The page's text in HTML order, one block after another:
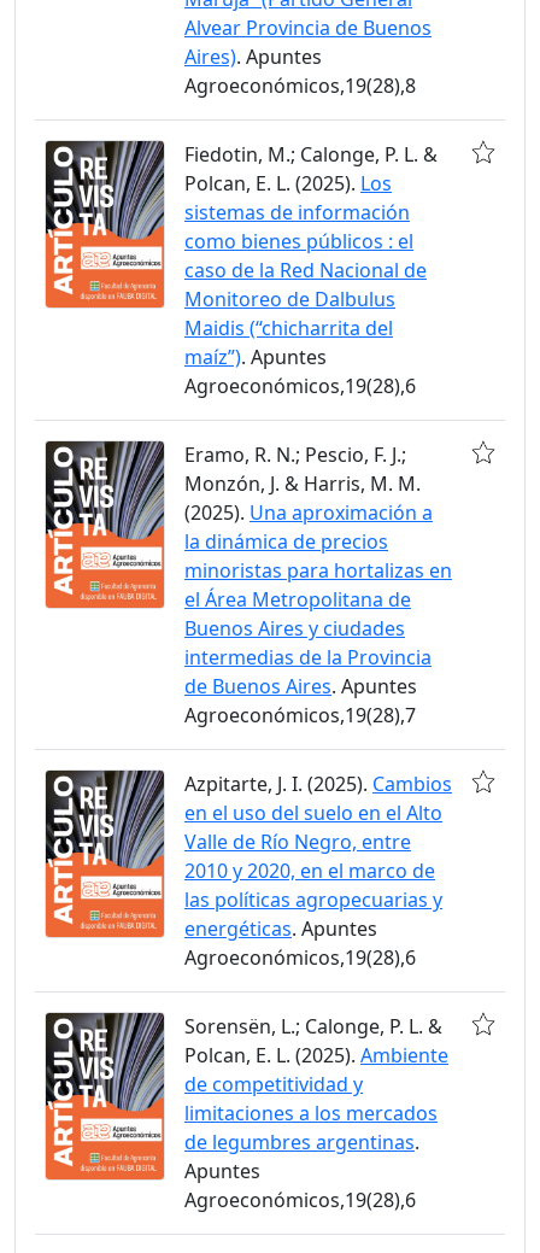
Alvear Provincia de Buenos
Aires). Apuntes
Agroeconómicos,19(28),8
Fiedotin, M.; Calonge, P. L. &
Polcan, E. L. (2025). Los
sistemas de información
como bienes públicos : el
caso de la Red Nacional de
Monitoreo de Dalbulus
Maidis (“chicharrita del
maíz”). Apuntes
Agroeconómicos,19(28),6
Eramo, R. N.; Pescio, F. J.;
Monzón, J. & Harris, M. M.
(2025). Una aproximación a
la dinámica de precios
minoristas para hortalizas en
el Área Metropolitana de
Buenos Aires y ciudades
intermedias de la Provincia
de Buenos Aires. Apuntes
Agroeconómicos,19(28),7
Azpitarte, J. I. (2025). Cambios
en el uso del suelo en el Alto
Valle de Río Negro, entre
2010 y 2020, en el marco de
las políticas agropecuarias y
energéticas. Apuntes
Agroeconómicos,19(28),6
Sorensën, L.; Calonge, P. L. &
Polcan, E. L. (2025). Ambiente
de competitividad y
limitaciones a los mercados
de legumbres argentinas.
Apuntes
Agroeconómicos,19(28),6